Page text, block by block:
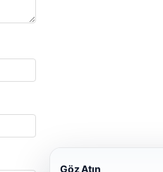
Göz Atın